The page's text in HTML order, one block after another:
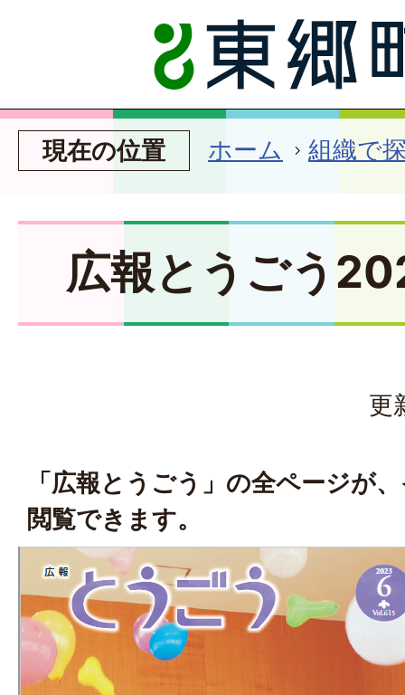
現在の位置 ホーム 組織で
広報とうごう
更
「広報とうごう」の全ページが
閲覧できます。